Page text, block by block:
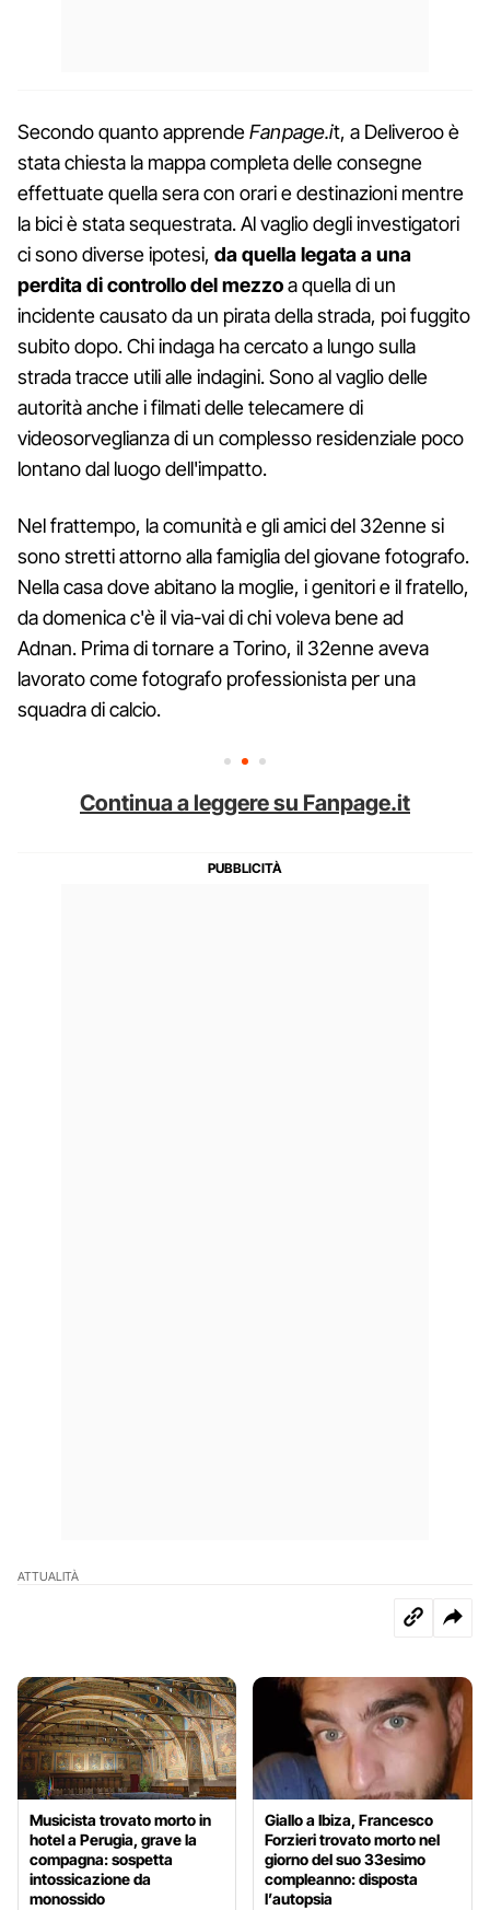
Secondo quanto apprendeFanpage.it, a Deliveroo è
stata chiesta la mappa completa delle consegne
effettuate quella sera con orari e destinazioni mentre
la bici è stata sequestrata. Al vaglio degli investigatori
ci sono diverse ipotesi, da quella legata a una
perdita di controllo del mezzoa quella di un
incidente causato da un pirata della strada, poi fuggito
subito dopo. Chi indaga ha cercato a lungo sulla
strada tracce utili alle indagini. Sono al vaglio delle
autorità anche i filmati delle telecamere di
videosorveglianza di un complesso residenziale poco
lontano dal luogo dell'impatto.
Nel frattempo, la comunità e gli amici del 32enne si
sono stretti attorno alla famiglia del giovane fotografo.
Nella casa dove abitano la moglie, i genitori e il fratello,
da domenica c'è il via-vai di chi voleva bene ad
Adnan. Prima di tornare a Torino, il 32enne aveva
lavorato come fotografo professionista per una
squadra di calcio.
Continua a leggere su Fanpage.it
ATTUALITÀ
Musicista trovato morto in
hotel a Perugia, grave la
compagna: sospetta
intossicazione da
monossido
Giallo a Ibiza, Francesco
Forzieri trovato morto nel
giorno del suo 33esimo
compleanno: disposta
l’autopsia